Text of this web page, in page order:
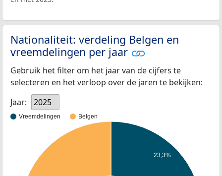
Nationaliteit: verdeling Belgen en
vreemdelingen per jaar
Gebruik het filter om het jaar van de cijfers te
selecteren en het verloop over de jaren te bekijken:
Jaar:
2025
Vreemdelingen Belgen
23,3%